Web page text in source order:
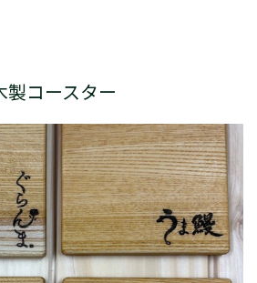
製コースター